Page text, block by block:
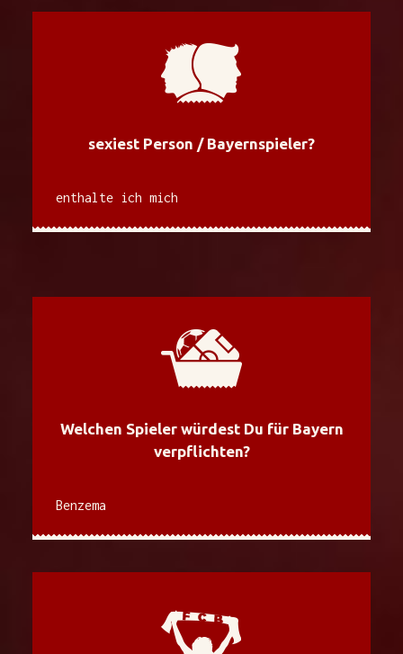
sexiest Person / Bayernspieler?
enthalte ich mich
Welchen Spieler würdest Du für Bayern
verpflichten?
Benzema